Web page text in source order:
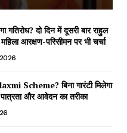
गतिरोध? दो दिन में दूसरी बार राहुल
आरक्षण-परिसीमन पर भी चर्चा
Scheme? बिना गारंटी मिलेगा
और आवेदन का तरीका